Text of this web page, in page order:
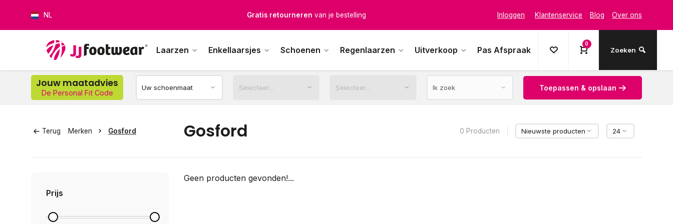
NL Gratis retourneren van je bestelling Inloggen Klantenservice Blog Over ons
Laarzen Enkellaarsjes Schoenen Regenlaarzen Uitverkoop Pas Afspraak
0
Zoeken
Jouw maatadvies
De Personal Fit Code
Toepassen & opslaan
Terug Merken Gosford Gosford 0 Producten
Prijs
Geen producten gevonden!...